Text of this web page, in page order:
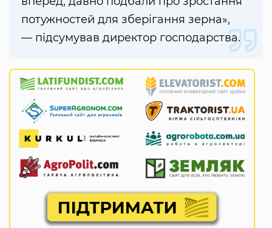
потужностей для зберігання зерна»,
— підсумував директор господарства.